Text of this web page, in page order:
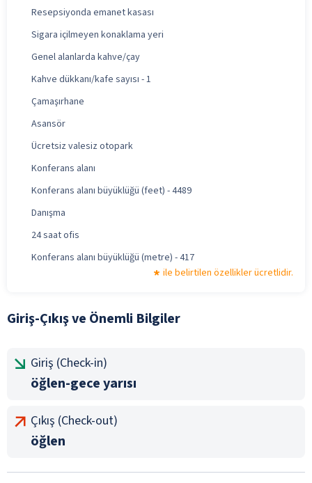
Resepsiyonda emanet kasası
Sigara içilmeyen konaklama yeri
Genel alanlarda kahve/çay
Kahve dükkanı/kafe sayısı - 1
Çamaşırhane
Asansör
Ücretsiz valesiz otopark
Konferans alanı
Konferans alanı büyüklüğü (feet) - 4489
Danışma
24 saat ofis
Konferans alanı büyüklüğü (metre) - 417
ile belirtilen özellikler ücretlidir.
Giriş-Çıkış ve Önemli Bilgiler
Giriş (Check-in)
öğlen-gece yarısı
Çıkış (Check-out)
öğlen